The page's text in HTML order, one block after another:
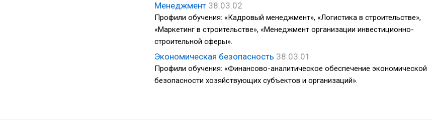
Менеджмент 38.03.02
Профили обучения: «Кадровый менеджмент», «Логистика в строительстве»,
«Маркетинг в строительстве», «Менеджмент организации инвестиционно-
строительной сферы».
Экономическая безопасность 38.03.01
Профили обучения: «Финансово-аналитическое обеспечение экономической
безопасности хозяйствующих субъектов и организаций».